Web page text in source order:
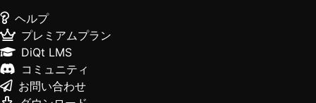
ヘルプ
プレミアムプラン
DiQt LMS
コミュニティ
お問い合わせ